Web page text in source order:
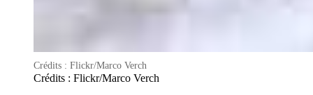
Crédits : Flickr/Marco Verch
Crédits : Flickr/Marco Verch